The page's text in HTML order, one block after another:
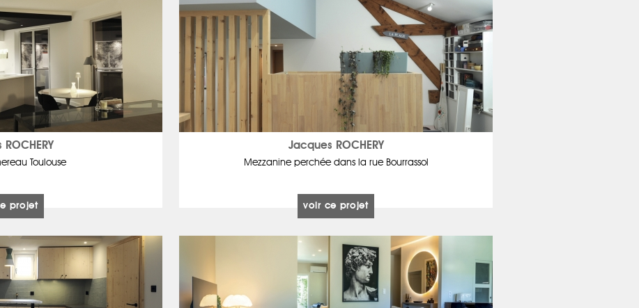
Toulouse
projet
Jacques ROCHERY
Mezzanine perchée dans la rue Bourrassol
voir ce projet